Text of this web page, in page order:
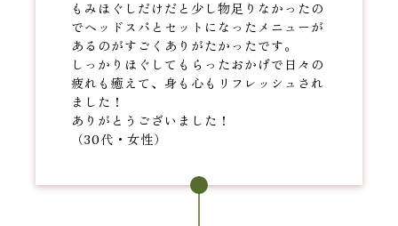
もみほぐしだけだと少し物足りなかったの
でヘッドスパとセットになったメニューが
あるのがすごくありがたかったです。
しっかりほぐしてもらったおかげで日々の
疲れも癒えて、身も心もリフレッシュされ
ました！
ありがとうございました！
（30代・女性）